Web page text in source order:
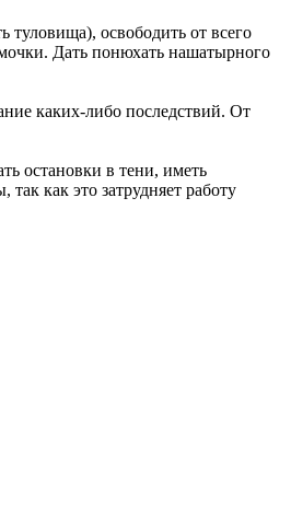
туловища), освободить от всего
Дать понюхать нашатырного
каких-либо последствий. От
остановки в тени, иметь
как это затрудняет работу